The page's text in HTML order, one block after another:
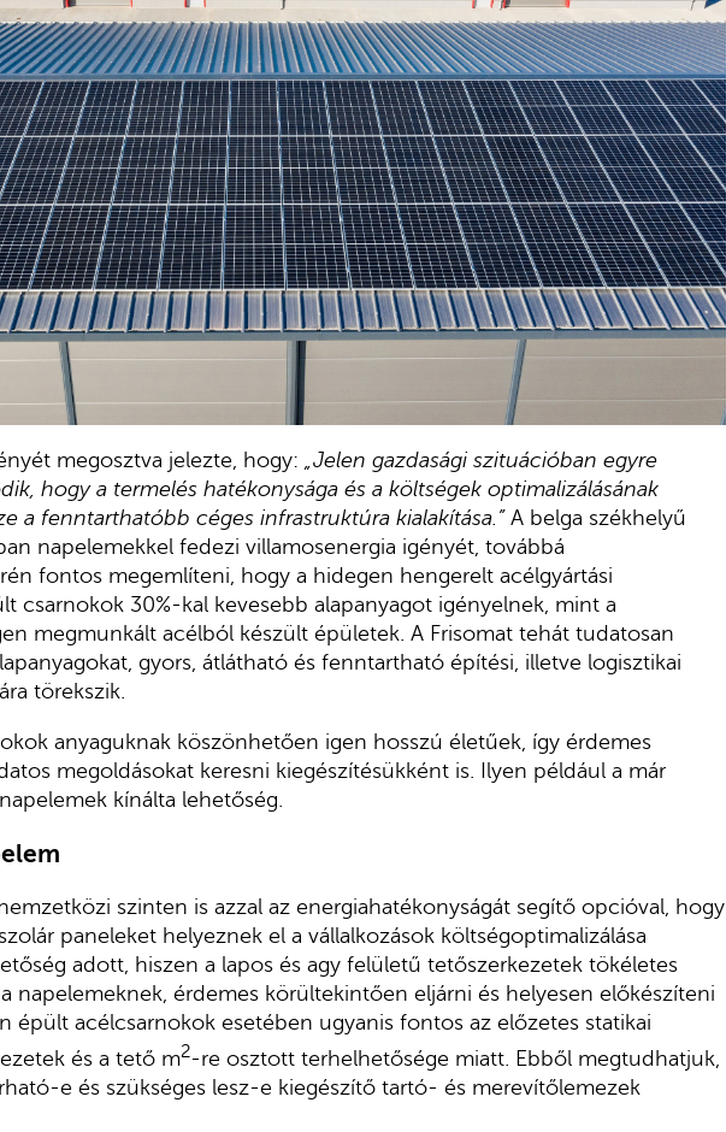
megosztva jelezte, hogy: „Jelen gazdasági szituációban egyre
hogy a termelés hatékonysága és a költségek optimalizálásának
a fenntarthatóbb céges infrastruktúra kialakítása.”A belga székhelyű
napelemekkel fedezi villamosenergia igényét, továbbá
fontos megemlíteni, hogy a hidegen hengerelt acélgyártási
csarnokok 30%-kal kevesebb alapanyagot igényelnek, mint a
megmunkált acélból készült épületek. A Frisomat tehát tudatosan
gyors, átlátható és fenntartható építési, illetve logisztikai
törekszik.
anyaguknak köszönhetően igen hosszú életűek, így érdemes
megoldásokat keresni kiegészítésükként is. Ilyen például a már
kínálta lehetőség.
szinten is azzal az energiahatékonyságát segítő opcióval, hogy
paneleket helyeznek el a vállalkozások költségoptimalizálása
adott, hiszen a lapos és agy felületű tetőszerkezetek tökéletes
napelemeknek, érdemes körültekintően eljárni és helyesen előkészíteni
épült acélcsarnokok esetében ugyanis fontos az előzetes statikai
és a tető m2-re osztott terhelhetősége miatt. Ebből megtudhatjuk,
e és szükséges lesz-e kiegészítő tartó- és merevítőlemezek